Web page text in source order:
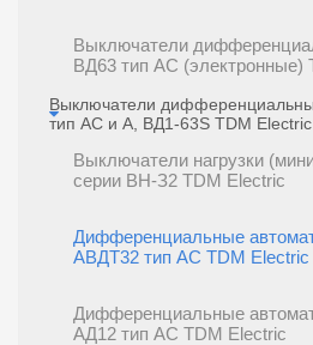
Выключатели
ВД63 тип АС (электронные)
Выключатели
тип АС и А, ВД1-63S TDM Electric
Выключатели нагрузки
серии ВН-З2 TDM Electric
Дифференциальные
АВДТ32 тип АС TDM Electric
Дифференциальные
АД12 тип АС TDM Electric